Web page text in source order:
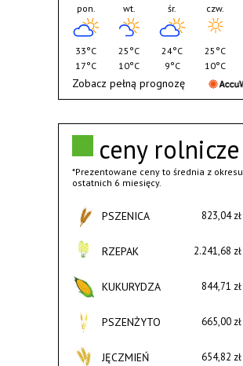
ceny rolnicze
*Prezentowane ceny to średnia z okresu
ostatnich 6 miesięcy.
PSZENICA 823,04 zł
RZEPAK 2.241,68 zł
KUKURYDZA 844,71 zł
PSZENŻYTO 665,00 zł
JĘCZMIEŃ 654,82 zł
pon.
33°C
17°C
wt.
25°C
10°C
śr.
24°C
9°C
czw.
25°C
10°C
Zobacz pełną prognozę